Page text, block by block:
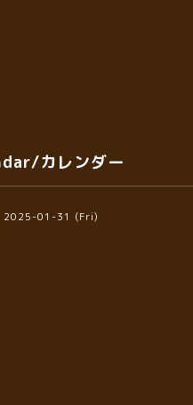
カレンダー
2025-01-31 (Fri)